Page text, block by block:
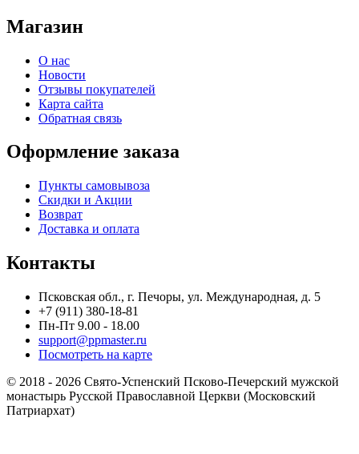
Магазин
О нас
Новости
Отзывы покупателей
Карта сайта
Обратная связь
Оформление заказа
Пункты самовывоза
Скидки и Акции
Возврат
Доставка и оплата
Контакты
Псковская обл., г. Печоры, ул. Международная, д. 5
+7 (911) 380-18-81
Пн-Пт 9.00 - 18.00
support@ppmaster.ru
Посмотреть на карте
© 2018 - 2026 Свято-Успенский Псково-Печерский мужской
монастырь Русской Православной Церкви (Московский
Патриархат)